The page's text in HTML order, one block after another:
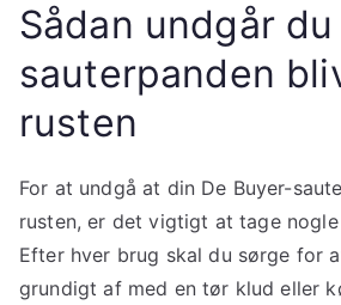
Sådan undgår
sauterpanden
rusten
For at undgå at din De Buyer-
rusten, er det vigtigt at tage
Efter hver brug skal du sørge for
grundigt af med en tør klud eller